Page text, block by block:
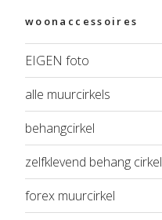
woonaccessoires
EIGEN foto
alle muurcirkels
behangcirkel
zelfklevend behang cirkel
forex muurcirkel